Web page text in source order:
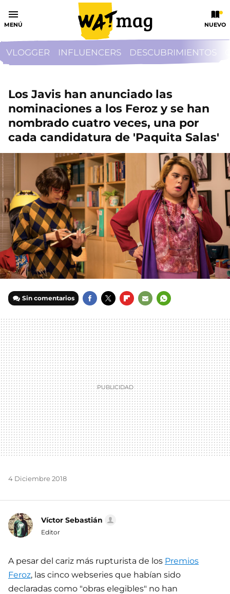
MENÚ NUEVO
VLOGGER INFLUENCERS DESCUBRIMIENTOS
Los Javis han anunciado las
nominaciones a los Feroz y se han
nombrado cuatro veces, una por
cada candidatura de 'Paquita Salas'
Sin comentarios
MAIL
4 Diciembre 2018
Víctor Sebastián
Editor
A pesar del cariz más rupturista de los Premios
Feroz, las cinco webseries que habían sido
declaradas como "obras elegibles" no han